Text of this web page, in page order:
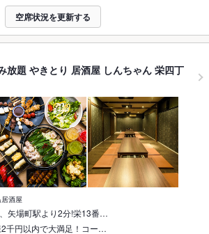
空席状況を更新する
放題 やきとり 居酒屋 しんちゃん 栄四丁
酒屋
矢場町駅より2分!栄13番…
千円以内で大満足！コー…